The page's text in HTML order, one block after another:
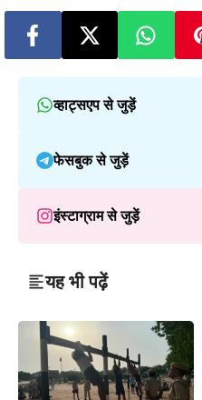
व्हाट्सएप से जुड़ें
फेसबुक से जुड़ें
इंस्टाग्राम से जुड़ें
यह भी पढ़ें